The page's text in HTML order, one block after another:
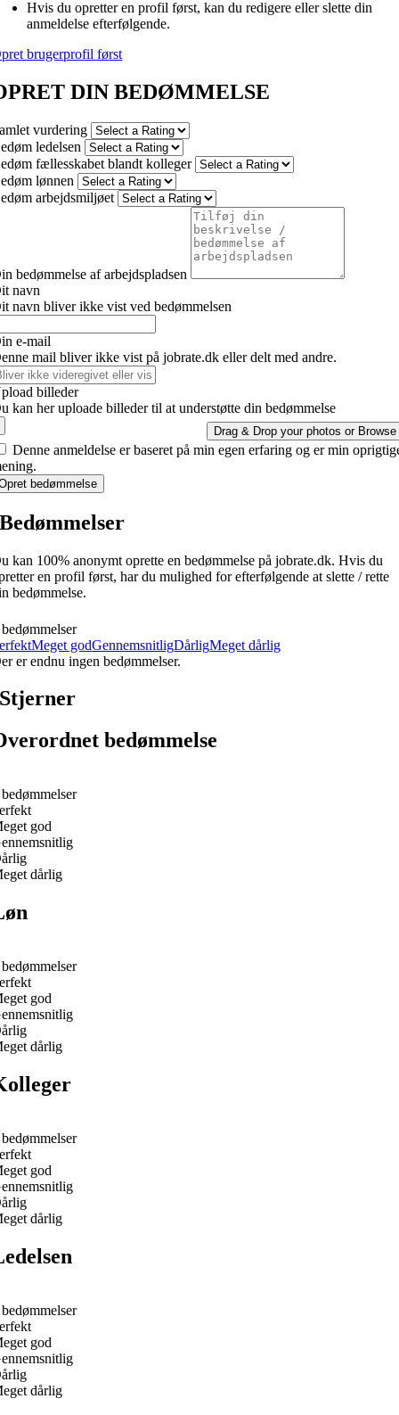
Hvis du opretter en profil først, kan du redigere eller slette din
anmeldelse efterfølgende.
brugerprofil først
DIN BEDØMMELSE
vurdering
ledelsen
fællesskabet blandt kolleger
lønnen
arbejdsmiljøet
bedømmelse af arbejdspladsen
navn
navn bliver ikke vist ved bedømmelsen
e-mail
mail bliver ikke vist på jobrate.dk eller delt med andre.
billeder
kan her uploade billeder til at understøtte din bedømmelse
Drag & Drop your photos or Browse
Denne anmeldelse er baseret på min egen erfaring og er min
bedømmelse
Bedømmelser
kan 100% anonymt oprette en bedømmelse på jobrate.dk. Hvis du
en profil først, har du mulighed for efterfølgende at slette / rette
bedømmelse.
Meget godGennemsnitligDårligMeget dårlig
er endnu ingen bedømmelser.
Stjerner
bedømmelse
god
dårlig
god
dårlig
god
dårlig
god
dårlig